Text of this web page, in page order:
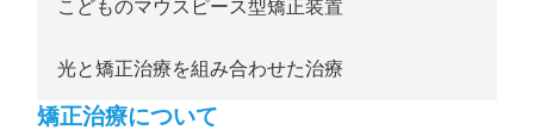
こどものマウスピース型矯正装置
光と矯正治療を組み合わせた治療
矯正治療について